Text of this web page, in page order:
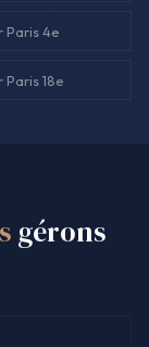
Paris 4e
18e
gérons